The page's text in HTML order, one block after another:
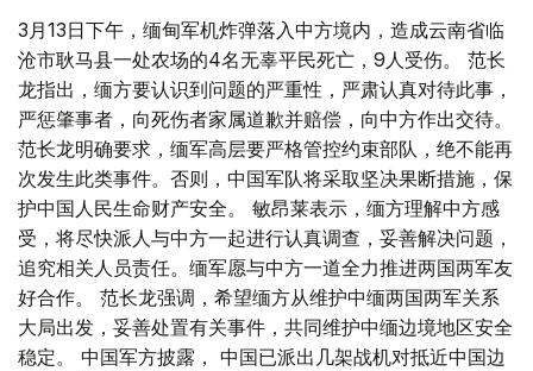
3月13日下午，缅甸军机炸弹落入中方境内，造成云南省临
沧市耿马县一处农场的4名无辜平民死亡，9人受伤。 范长
龙指出，缅方要认识到问题的严重性，严肃认真对待此事，
严惩肇事者，向死伤者家属道歉并赔偿，向中方作出交待。
范长龙明确要求，缅军高层要严格管控约束部队，绝不能再
次发生此类事件。否则，中国军队将采取坚决果断措施，保
护中国人民生命财产安全。 敏昂莱表示，缅方理解中方感
受，将尽快派人与中方一起进行认真调查，妥善解决问题，
追究相关人员责任。缅军愿与中方一道全力推进两国两军友
好合作。 范长龙强调，希望缅方从维护中缅两国两军关系
大局出发，妥善处置有关事件，共同维护中缅边境地区安全
稳定。 中国军方披露， 中国已派出几架战机对抵近中国边